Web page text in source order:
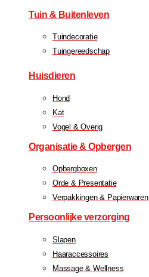
Tuin & Buitenleven
Tuindecoratie
Tuingereedschap
Huisdieren
Hond
Kat
Vogel & Overig
Organisatie & Opbergen
Opbergboxen
Orde & Presentatie
Verpakkingen & Papierwaren
Persoonlijke verzorging
Slapen
Haaraccessoires
Massage & Wellness